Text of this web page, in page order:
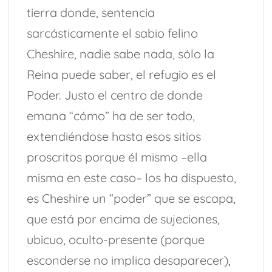
tierra donde, sentencia
sarcásticamente el sabio felino
Cheshire, nadie sabe nada, sólo la
Reina puede saber, el refugio es el
Poder. Justo el centro de donde
emana “cómo” ha de ser todo,
extendiéndose hasta esos sitios
proscritos porque él mismo –ella
misma en este caso– los ha dispuesto,
es Cheshire un “poder” que se escapa,
que está por encima de sujeciones,
ubicuo, oculto-presente (porque
esconderse no implica desaparecer),